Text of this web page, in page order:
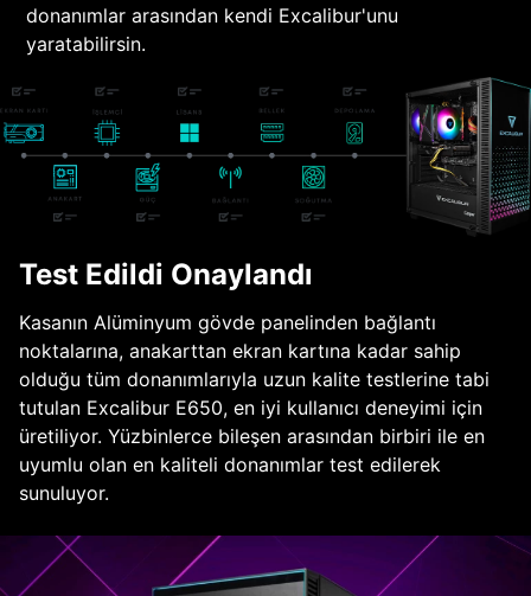
donanımlar arasından kendi Excalibur'unu
yaratabilirsin.
Test Edildi Onaylandı
Kasanın Alüminyum gövde panelinden bağlantı
noktalarına, anakarttan ekran kartına kadar sahip
olduğu tüm donanımlarıyla uzun kalite testlerine tabi
tutulan Excalibur E650, en iyi kullanıcı deneyimi için
üretiliyor. Yüzbinlerce bileşen arasından birbiri ile en
uyumlu olan en kaliteli donanımlar test edilerek
sunuluyor.